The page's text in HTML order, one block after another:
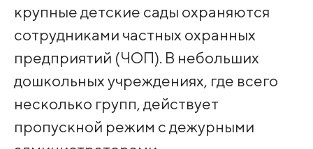
крупные детские сады охраняются
сотрудниками частных охранных
предприятий (ЧОП). В небольших
дошкольных учреждениях, где всего
несколько групп, действует
пропускной режим с дежурными